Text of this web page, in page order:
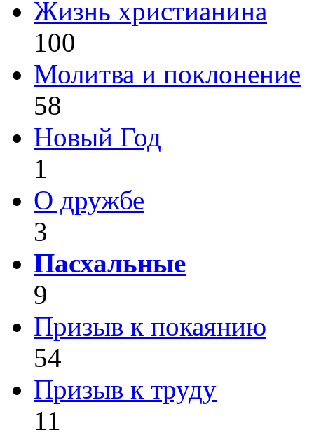
Жизнь христианина
100
Молитва и поклонение
58
Новый Год
1
О дружбе
3
Пасхальные
9
Призыв к покаянию
54
Призыв к труду
11